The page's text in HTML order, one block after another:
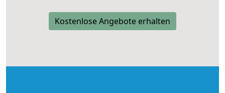
Kostenlose Angebote erhalten